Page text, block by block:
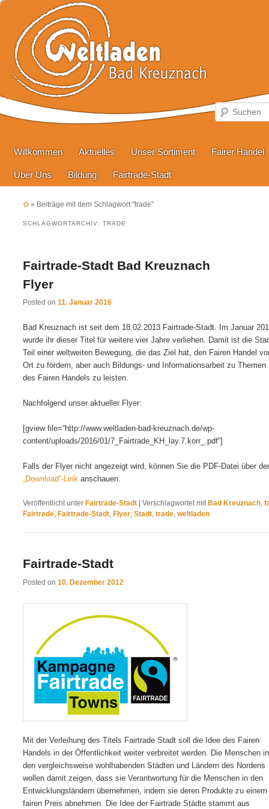
Hauptmenü
Zum primären Inhalt springen
Zum sekundären Inhalt springen
Willkommen Aktuelles Unser Sortiment Fairer Handel
Über Uns Bildung Fairtrade-Stadt
» Beiträge mit dem Schlagwort "trade"
SCHLAGWORTARCHIV: TRADE
Fairtrade-Stadt Bad Kreuznach
Flyer
Posted on 11. Januar 2016
Bad Kreuznach ist seit dem 18.02.2013 Fairtrade-Stadt. Im Januar
wurde ihr dieser Titel für weitere vier Jahre verliehen. Damit ist die
Teil einer weltweiten Bewegung, die das Ziel hat, den Fairen Handel
Ort zu fördern, aber auch Bildungs- und Informationsarbeit zu Themen
des Fairen Handels zu leisten.
Nachfolgend unser aktueller Flyer:
[gview file=“http://www.weltladen-bad-kreuznach.de/wp-
content/uploads/2016/01/7_Fairtrade_KH_lay.7.korr_.pdf“]
Falls der Flyer nicht angezeigt wird, können Sie die PDF-Datei über
„Download“-Link anschauen.
Veröffentlicht unter Fairtrade-Stadt Verschlagwortet mit Bad Kreuznach,
Fairtrade, Fairtrade-Stadt, Flyer, Stadt, trade, weltladen
Fairtrade-Stadt
Posted on 10. Dezember 2012
Mit der Verleihung des Titels Fairtrade Stadt soll die Idee des Fairen
Handels in der Öffentlichkeit weiter verbreitet werden. Die Menschen in
den vergleichsweise wohlhabenden Städten und Ländern des Nordens
wollen damit zeigen, dass sie Verantwortung für die Menschen in den
Entwicklungsländern übernehmen, indem sie deren Produkte zu einem
fairen Preis abnehmen. Die Idee der Fairtrade Städte stammt aus